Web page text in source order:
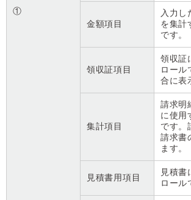
①
金額項目
入力し
を集計
です。
領収証項目
領収証
ロール
合に表
集計項目
請求明
に使用
です。
請求書
ます。
見積書用項目
見積書
ロール